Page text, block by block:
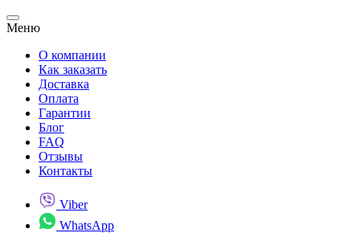
Меню
О компании
Как заказать
Доставка
Оплата
Гарантии
Блог
FAQ
Отзывы
Контакты
Viber
WhatsApp